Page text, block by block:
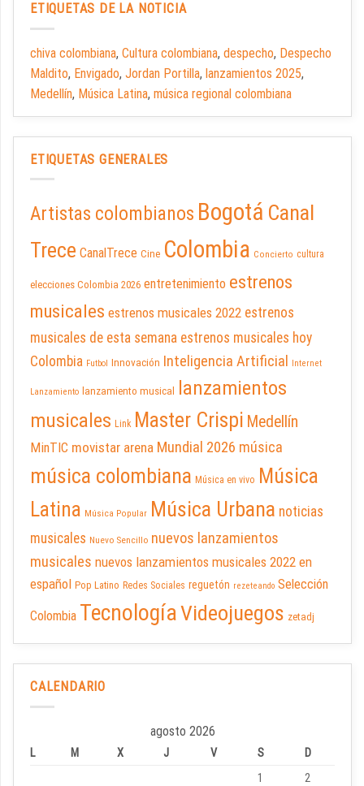
ETIQUETAS DE LA NOTICIA
chiva colombiana, Cultura colombiana, despecho, Despecho
Maldito, Envigado, Jordan Portilla, lanzamientos 2025,
Medellín, Música Latina, música regional colombiana
ETIQUETAS GENERALES
Artistas colombianos Bogotá Canal
Trece CanalTrece Cine Colombia Concierto cultura
elecciones Colombia 2026 entretenimiento estrenos
musicales estrenos musicales 2022 estrenos
musicales de esta semana estrenos musicales hoy
Colombia Futbol Innovación Inteligencia Artificial Internet
Lanzamiento lanzamiento musical
lanzamientos
musicales Link Master Crispi Medellín
MinTIC movistar arena Mundial 2026 música
música colombiana Música en vivo Música
Latina Música Popular Música Urbana noticias
musicales Nuevo Sencillo nuevos lanzamientos
musicales nuevos lanzamientos musicales 2022 en
español Pop Latino Redes Sociales reguetón rezeteando Selección
Colombia TecnologíaVideojuegos zetadj
CALENDARIO
agosto 2026
L M X J V S
D
1
2